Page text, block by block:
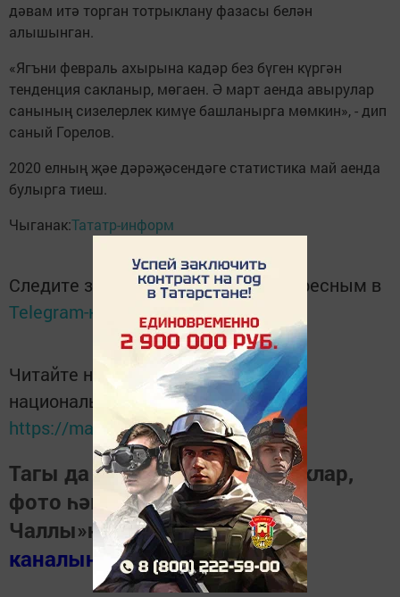
дәвам итә торган тотрыклану фазасы белән
алышынган.
«Ягъни февраль ахырына кадәр без бүген күргән
тенденция сакланыр, мөгаен. Ә март аенда авырулар
санының сизелерлек кимүе башланырга мөмкин», - дип
саный Горелов.
2020 елның җәе дәрәҗәсендәге статистика май аенда
булырга тиеш.
Чыганак:Тататр-информ
Следите за самым важным и интересным в
Telegram-каналеТатмедиа
Читайте новости Татарстана в
национальном мессенджере MАХ:
https://max.ru/tatmedia
Тагы да кызыклырак яңалыклар,
фото һәм видеолар «Шәһри
Чаллы»ныңMAX
каналында(язылыгыз).